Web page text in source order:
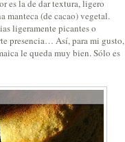
es la de dar textura, ligero
manteca (de cacao) vegetal.
ligeramente picantes o
presencia… Así, para mi gusto,
le queda muy bien. Sólo es